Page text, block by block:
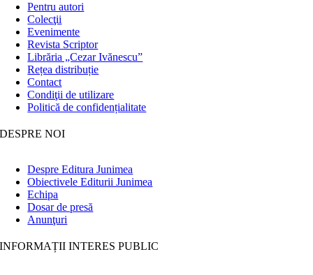
Pentru autori
Colecţii
Evenimente
Revista Scriptor
Librăria „Cezar Ivănescu”
Rețea distribuție
Contact
Condiţii de utilizare
Politică de confidențialitate
DESPRE NOI
Despre Editura Junimea
Obiectivele Editurii Junimea
Echipa
Dosar de presă
Anunţuri
INFORMAȚII INTERES PUBLIC